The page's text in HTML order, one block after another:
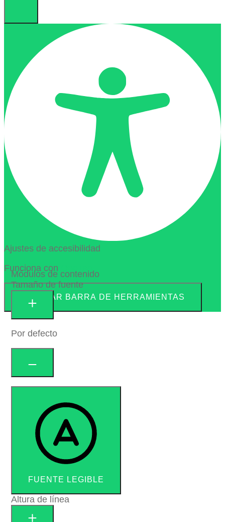
Ajustes de accesibilidad
Funciona con
OneTap
OCULTAR BARRA DE HERRAMIENTAS
Módulos de contenido
Tamaño de fuente
Por defecto
FUENTE LEGIBLE
Altura de línea